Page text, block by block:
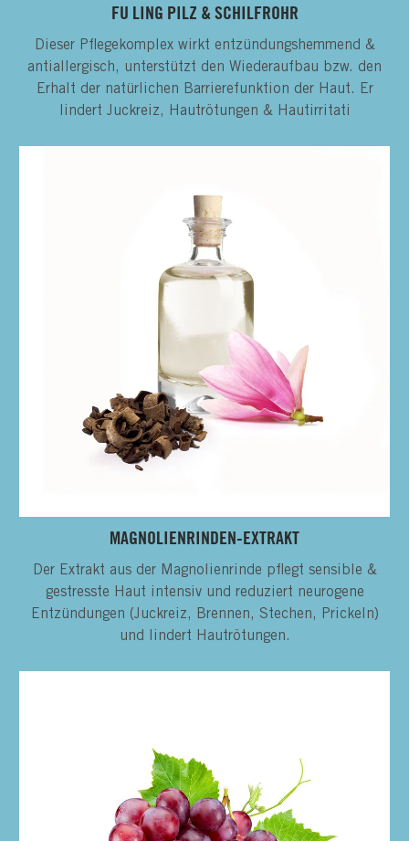
FU LING PILZ & SCHILFROHR
Dieser Pflegekomplex wirkt entzündungshemmend &
antiallergisch, unterstützt den Wiederaufbau bzw. den
Erhalt der natürlichen Barrierefunktion der Haut. Er
lindert Juckreiz, Hautrötungen & Hautirritati
MAGNOLIENRINDEN-EXTRAKT
Der Extrakt aus der Magnolienrinde pflegt sensible &
gestresste Haut intensiv und reduziert neurogene
Entzündungen (Juckreiz, Brennen, Stechen, Prickeln)
und lindert Hautrötungen.